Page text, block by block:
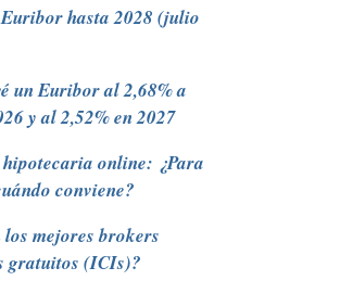
hasta 2028 (julio
un Euribor al 2,68% a
y al 2,52% en 2027
online: ¿Para
conviene?
los mejores brokers
gratuitos (ICIs)?